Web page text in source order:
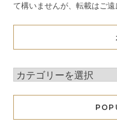
て構いませんが、転載はご遠